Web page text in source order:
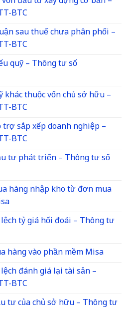
BTC
sau thuế chưa phân phối –
BTC
quỹ – Thông tư số
khác thuộc vốn chủ sở hữu –
BTC
sắp xếp doanh nghiệp –
BTC
tư phát triển – Thông tư số
hàng nhập kho từ đơn mua
tỷ giá hối đoái – Thông tư
hàng vào phần mềm Misa
đánh giá lại tài sản –
BTC
tư của chủ sở hữu – Thông tư